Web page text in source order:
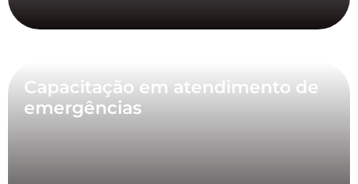
Capacitação em atendimento de
emergências